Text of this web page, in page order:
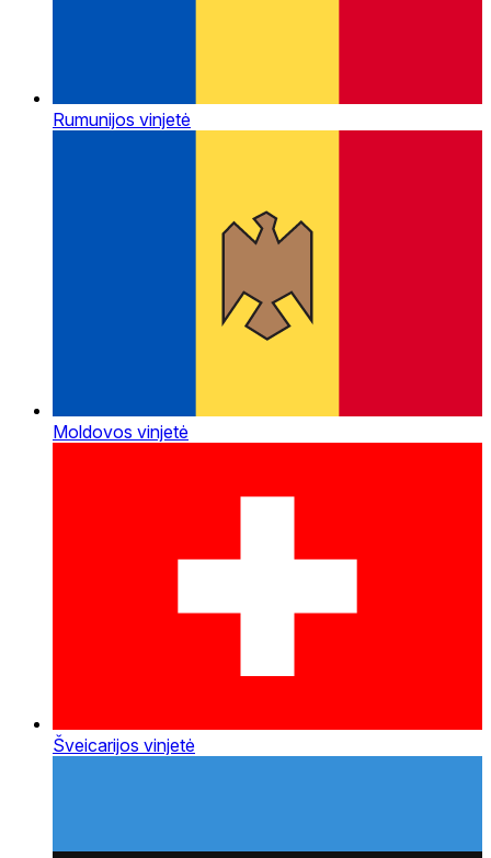
Rumunijos vinjetė
Moldovos vinjetė
Šveicarijos vinjetė